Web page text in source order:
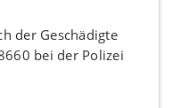
der Geschädigte
bei der Polizei